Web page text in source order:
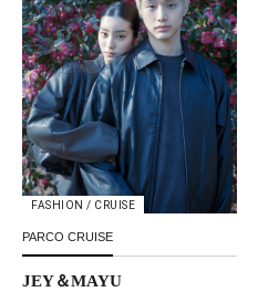
FASHION / CRUISE
PARCO CRUISE
JEY＆MAYU